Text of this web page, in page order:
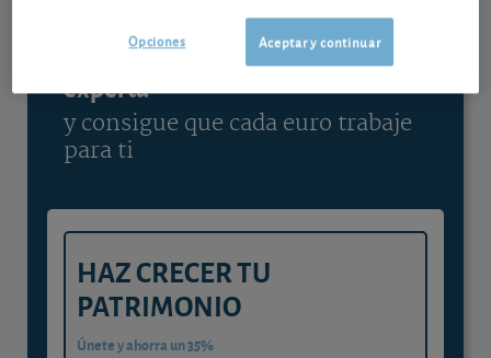
Gestiona tu dinero con visión
experta
y consigue que cada euro trabaje
para ti
HAZ CRECER TU
PATRIMONIO
Únete y ahorra un 35%
Aceptar y continuar
Opciones